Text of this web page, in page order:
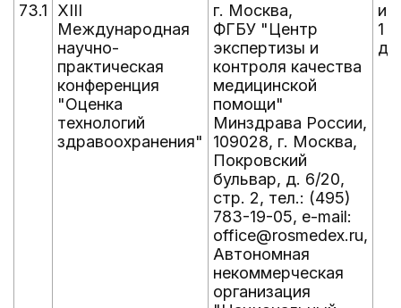
73.1
XIII
Международная
научно-
практическая
конференция
"Оценка
технологий
здравоохранения"
г. Москва,
ФГБУ "Центр
экспертизы и
контроля качества
медицинской
помощи"
Минздрава России,
109028, г. Москва,
Покровский
бульвар, д. 6/20,
стр. 2, тел.: (495)
783-19-05, e-mail:
office@rosmedex.ru,
Автономная
некоммерческая
организация
1